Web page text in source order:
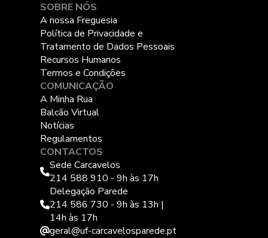
SOBRE NÓS
A nossa Freguesia
Política de Privacidade e
Tratamento de Dados Pessoais
Recursos Humanos
Termos e Condições
COMUNICAÇÃO
A Minha Rua
Balcão Virtual
Notícias
Regulamentos
CONTACTOS
Sede Carcavelos
214 588 910 - 9h às 17h
Delegação Parede
214 586 730 - 9h às 13h |
14h às 17h
geral@uf-carcavelosparede.pt